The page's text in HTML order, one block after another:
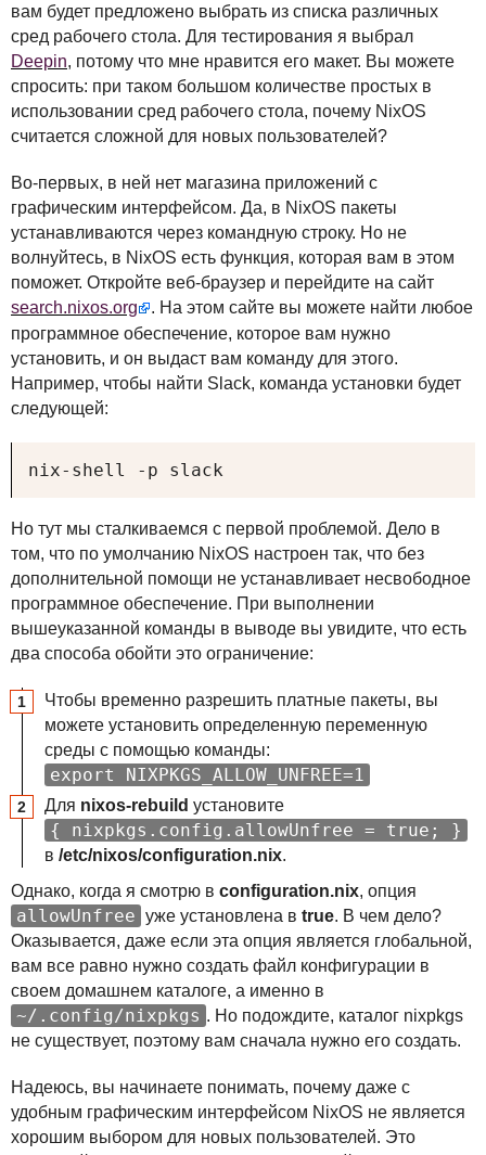
вам будет предложено выбрать из списка различных
сред рабочего стола. Для тестирования я выбрал
Deepin, потому что мне нравится его макет. Вы можете
спросить: при таком большом количестве простых в
использовании сред рабочего стола, почему NixOS
считается сложной для новых пользователей?
Во-первых, в ней нет магазина приложений с
графическим интерфейсом. Да, в NixOS пакеты
устанавливаются через командную строку. Но не
волнуйтесь, в NixOS есть функция, которая вам в этом
поможет. Откройте веб-браузер и перейдите на сайт
search.nixos.org
. На этом сайте вы можете найти любое
программное обеспечение, которое вам нужно
установить, и он выдаст вам команду для этого.
Например, чтобы найти Slack, команда установки будет
следующей:
nix-shell -p slack
Но тут мы сталкиваемся с первой проблемой. Дело в
том, что по умолчанию NixOS настроен так, что без
дополнительной помощи не устанавливает несвободное
программное обеспечение. При выполнении
вышеуказанной команды в выводе вы увидите, что есть
два способа обойти это ограничение:
Чтобы временно разрешить платные пакеты, вы
можете установить определенную переменную
среды с помощью команды:
export NIXPKGS_ALLOW_UNFREE=1
Для nixos-rebuild установите
{ nixpkgs.config.allowUnfree = true; }
в /etc/nixos/configuration.nix.
Однако, когда я смотрю в configuration.nix, опция
allowUnfree уже установлена в true. В чем дело?
Оказывается, даже если эта опция является глобальной,
вам все равно нужно создать файл конфигурации в
своем домашнем каталоге, а именно в
~/.config/nixpkgs . Но подождите, каталог nixpkgs
не существует, поэтому вам сначала нужно его создать.
Надеюсь, вы начинаете понимать, почему даже с
удобным графическим интерфейсом NixOS не является
хорошим выбором для новых пользователей. Это